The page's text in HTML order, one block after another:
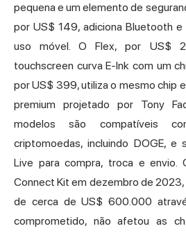
pequena e um elemento de
por US$ 149, adiciona Bluetooth e
uso móvel. O Flex, por US$
touchscreen curva E-Ink com um
por US$ 399, utiliza o mesmo chip
premium projetado por Tony
modelos são compatíveis
criptomoedas, incluindo DOGE, e
Live para compra, troca e envio.
Connect Kit em dezembro de 2023,
de cerca de US$ 600.000
comprometido, não afetou as